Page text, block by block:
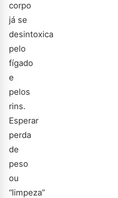
corpo
já se
desintoxica
pelo
fígado
e
pelos
rins.
Esperar
perda
de
peso
ou
“limpeza”